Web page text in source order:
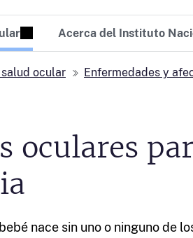
Acerca del Instituto
ocular Enfermedades y
oculares
nace sin uno o ninguno de